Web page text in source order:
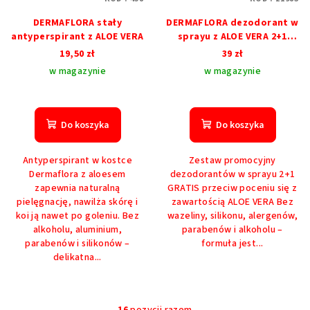
DERMAFLORA stały
antyperspirant z ALOE VERA
19,50 zł
w magazynie
Do koszyka
Antyperspirant w kostce
Dermaflora z aloesem
zapewnia naturalną
pielęgnację, nawilża skórę i
koi ją nawet po goleniu. Bez
alkoholu, aluminium,
parabenów i silikonów –
delikatna...
DERMAFLORA dezodorant w
sprayu z ALOE VERA 2+1
GRATIS
39 zł
w magazynie
Do koszyka
Zestaw promocyjny
dezodorantów w sprayu 2+1
GRATIS przeciw poceniu się z
zawartością ALOE VERA Bez
wazeliny, silikonu, alergenów,
parabenów i alkoholu –
formuła jest...